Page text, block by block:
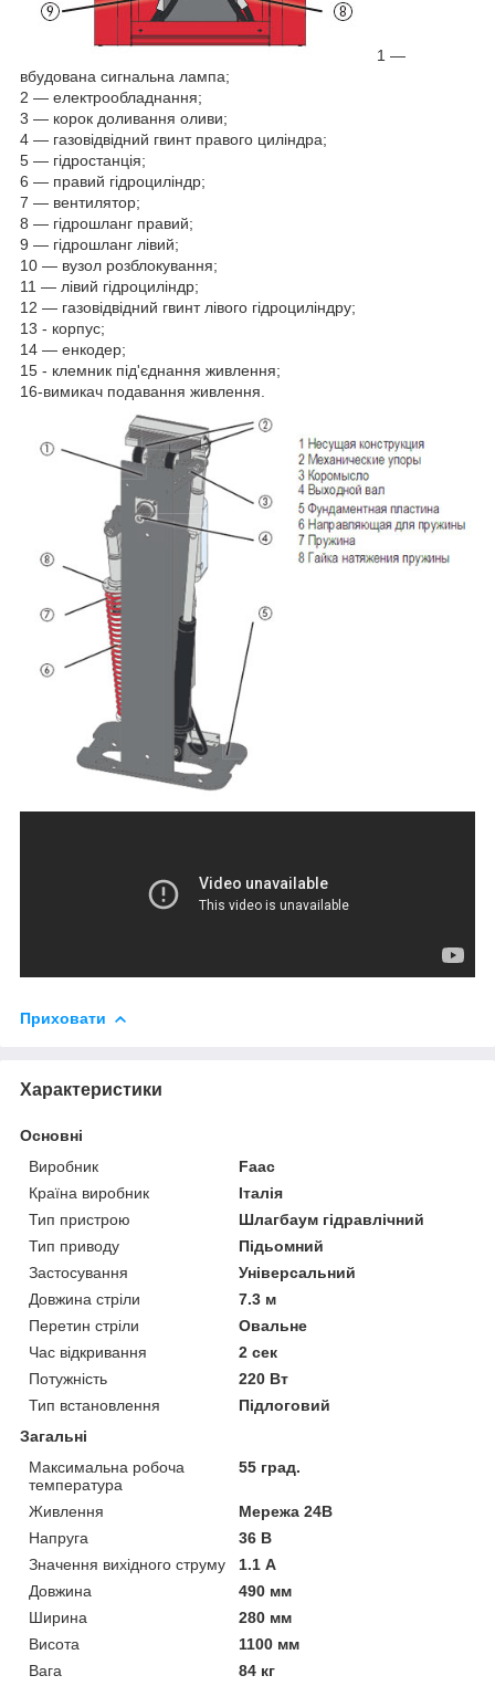
1 —
вбудована сигнальна лампа;
2 — електрообладнання;
3 — корок доливання оливи;
4 — газовідвідний гвинт правого циліндра;
5 — гідростанція;
6 — правий гідроциліндр;
7 — вентилятор;
8 — гідрошланг правий;
9 — гідрошланг лівий;
10 — вузол розблокування;
11 — лівий гідроциліндр;
12 — газовідвідний гвинт лівого гідроциліндру;
13 - корпус;
14 — енкодер;
15 - клемник під'єднання живлення;
16-вимикач подавання живлення.
Приховати
Характеристики
Основні
Виробник
Faac
Країна виробник
Італія
Тип пристрою
Шлагбаум гідравлічний
Тип приводу
Підьомний
Застосування
Універсальний
Довжина стріли
7.3 м
Перетин стріли
Овальне
Час відкривання
2 сек
Потужність
220 Вт
Тип встановлення
Підлоговий
Загальні
Максимальна робоча
температура
55 град.
Живлення
Мережа 24В
Напруга
36 В
Значення вихідного струму
1.1 А
Довжина
490 мм
Ширина
280 мм
Висота
1100 мм
Вага
84 кг